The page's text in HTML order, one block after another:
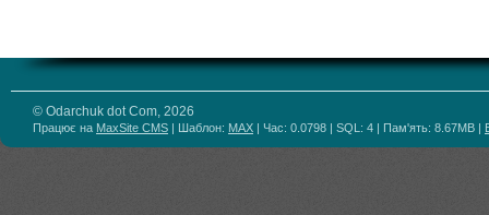
© Odarchuk dot Com, 2026
Працює на MaxSite CMS | Шаблон: MAX | Час: 0.0798 | SQL: 4 | Пам'ять: 8.67MB |